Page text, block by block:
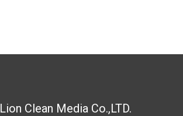
Lion Clean Media Co.,LTD.